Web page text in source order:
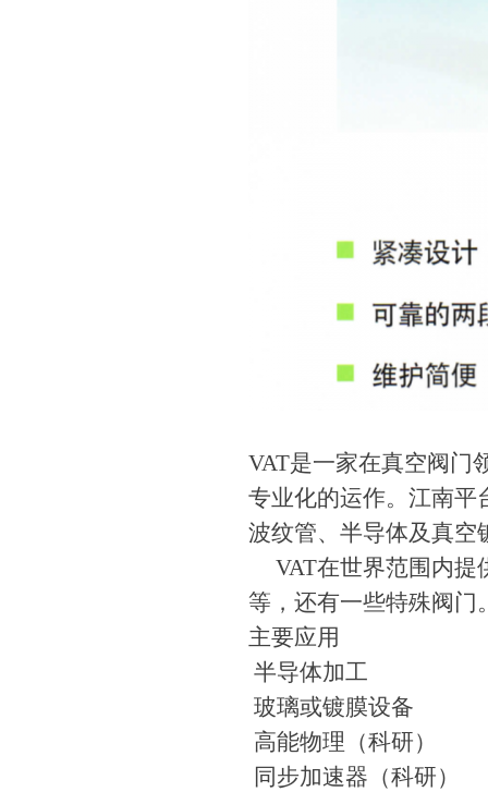
VAT是一家在真空阀门
专业化的运作。江南平
波纹管、半导体及真空
VAT在世界范围内提
等，还有一些特殊阀门
主要应用
半导体加工
玻璃或镀膜设备
高能物理（科研）
同步加速器（科研）